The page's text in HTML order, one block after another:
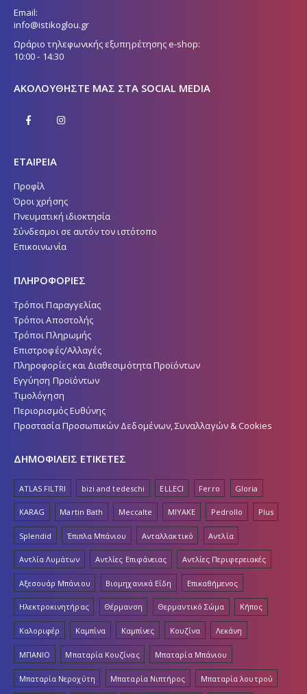
Email:
info@istikoglou.gr
Ωράριο τηλεφωνικής εξυπηρέτησης e-shop:
10:00 - 14:30
ΑΚΟΛΟΥΘΉΣΤΕ ΜΑΣ ΣΤΑ SOCIAL MEDIA
ΕΤΑΙΡΕΙΑ
Προφίλ
Όροι χρήσης
Πνευματική ιδιοκτησία
Σύνδεσμοι σε αυτόν τον ιστότοπο
Επικοινωνία
ΠΛΗΡΟΦΟΡΙΕΣ
Τρόποι Παραγγελίας
Τρόποι Αποστολής
Τρόποι Πληρωμής
Επιστροφές/Αλλαγές
Πληροφορίες και Διαθεσιμότητα Προϊόντων
Εγγύηση Προϊόντων
Τιμολόγηση
Περιορισμός Ευθύνης
Προστασία Προσωπικών Δεδομένων, Συναλλαγών & Cookies
ΔΗΜΟΦΙΛΕΙΣ ΕΤΙΚΕΤΕΣ
ATLAS FILTRI bizi and tedeschi ELLECI Ferro Gloria
KARAG Martin Bath Meccalte MIYAKE Pedrollo Plus
Splendid Έπιπλα Μπάνιου Ανταλλακτικό Αντλία
Αντλία Λυμάτων Αντλίες Επιφάνειας Αντλίες Περιφερειακές
Αξεσουάρ Μπάνιου Βιομηχανικά Είδη Επικαθήμενος
Ηλεκτροκινητήρας Θέρμανση Θερμαντικό Σώμα Κήπος
Καλοριφέρ Καμπίνα Καμπίνες Κουζίνα Λεκάνη
ΜΠΑΝΙΟ Μπαταρία Κουζίνας Μπαταρία Μπάνιου
Μπαταρία Νεροχύτη Μπαταρία Νιπτήρος Μπαταρία λουτρού